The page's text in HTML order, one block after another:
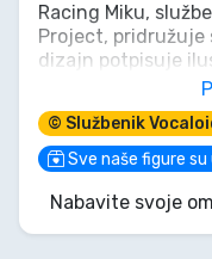
Racing Miku,
Project, pridružuje
dizajn potpisuje
Izrazi lica:
- Nasmiješeno lice
- Lice s isplaženim
© Službenik
Sve naše figure
Nabavite svoje